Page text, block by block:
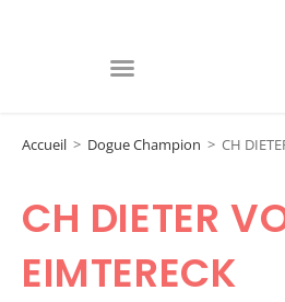
Accueil > Dogue Champion > CH
CH DIETER
EIMTERECK